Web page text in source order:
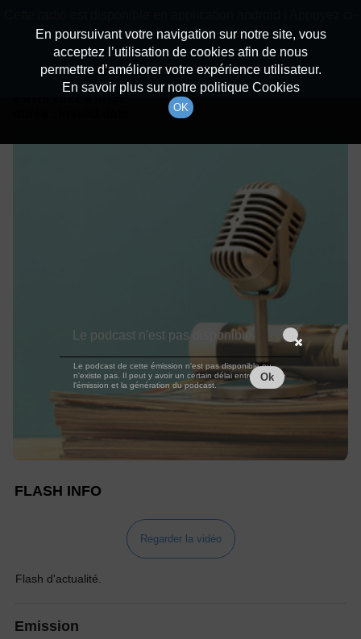
Détails De L'épisode
à 4h59
FLASH INFO
Regarder la vidéo
Flash d'actualité.
Emission
En poursuivant votre navigation sur notre site, vous
acceptez l’utilisation de cookies afin de nous
permettre d’améliorer votre expérience utilisateur.
En savoir plus sur notre politique Cookies
OK
dessous pour l'installer.
Non merci Télécharger l'application
Le podcast n'est pas disponible
Le podcast de cette émission n'est pas disponible ou
n'existe pas. Il peut y avoir un certain délai entre la fin de
l'émission et la génération du podcast.
Ok